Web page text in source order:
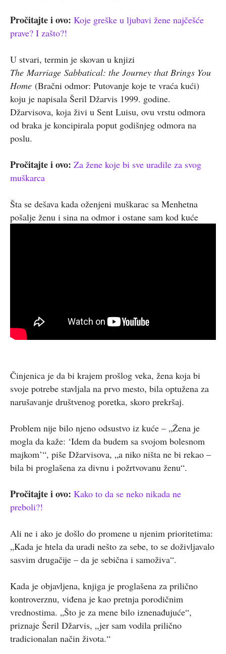
Pročitajte i ovo: Koje greške u ljubavi žene najčešće
prave? I zašto?!
U stvari, termin je skovan u knjizi
The Marriage Sabbatical: the Journey that Brings You
Home (Bračni odmor: Putovanje koje te vraća kući)
koju je napisala Šeril Džarvis 1999. godine.
Džarvisova, koja živi u Sent Luisu, ovu vrstu odmora
od braka je koncipirala poput godišnjeg odmora na
poslu.
Pročitajte i ovo: Za žene koje bi sve uradile za svog
muškarca
Šta se dešava kada oženjeni muškarac sa Menhetna
pošalje ženu i sina na odmor i ostane sam kod kuće
Činjenica je da bi krajem prošlog veka, žena koja bi
svoje potrebe stavljala na prvo mesto, bila optužena za
narušavanje društvenog poretka, skoro prekršaj.
Problem nije bilo njeno odsustvo iz kuće – „Žena je
mogla da kaže: ‘Idem da budem sa svojom bolesnom
majkom’“, piše Džarvisova, „a niko ništa ne bi rekao –
bila bi proglašena za divnu i požrtvovanu ženu“.
Pročitajte i ovo: Kako to da se neko nikada ne
preboli?!
Ali ne i ako je došlo do promene u njenim prioritetima:
„Kada je htela da uradi nešto za sebe, to se doživljavalo
sasvim drugačije – da je sebična i samoživa“.
Kada je objavljena, knjiga je proglašena za prilično
kontroverznu, viđena je kao pretnja porodičnim
vrednostima. „Što je za mene bilo iznenađujuće“,
priznaje Šeril Džarvis, „jer sam vodila prilično
tradicionalan način života.“